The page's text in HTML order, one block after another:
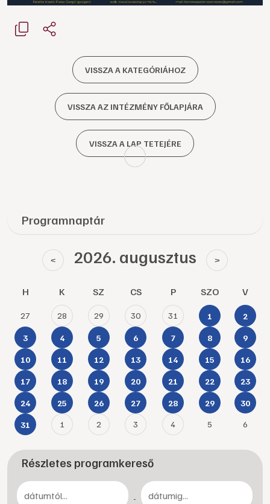
VISSZA A KATEGÓRIÁHOZ
VISSZA AZ INTÉZMÉNY FŐLAPJÁRA
VISSZA A LAP TETEJÉRE
Programnaptár
< 2026. augusztus >
H K SZ CS P SZO V
27 28 29 30 31 1 2
3 4 5 6 7 8 9
10 11 12 13 14 15 16
17 18 19 20 21 22 23
24 25 26 27 28 29 30
31 1 2 3 4 5 6
Részletes programkereső
-